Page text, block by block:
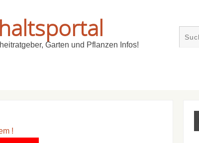
Garten und Pflanzen Infos!
!